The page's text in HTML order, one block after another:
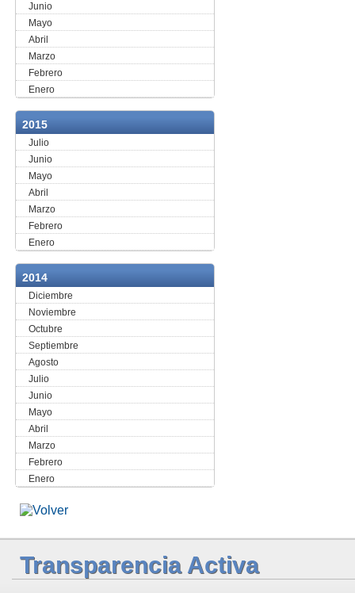
Junio
Mayo
Abril
Marzo
Febrero
Enero
2015
Julio
Junio
Mayo
Abril
Marzo
Febrero
Enero
2014
Diciembre
Noviembre
Octubre
Septiembre
Agosto
Julio
Junio
Mayo
Abril
Marzo
Febrero
Enero
Transparencia Activa